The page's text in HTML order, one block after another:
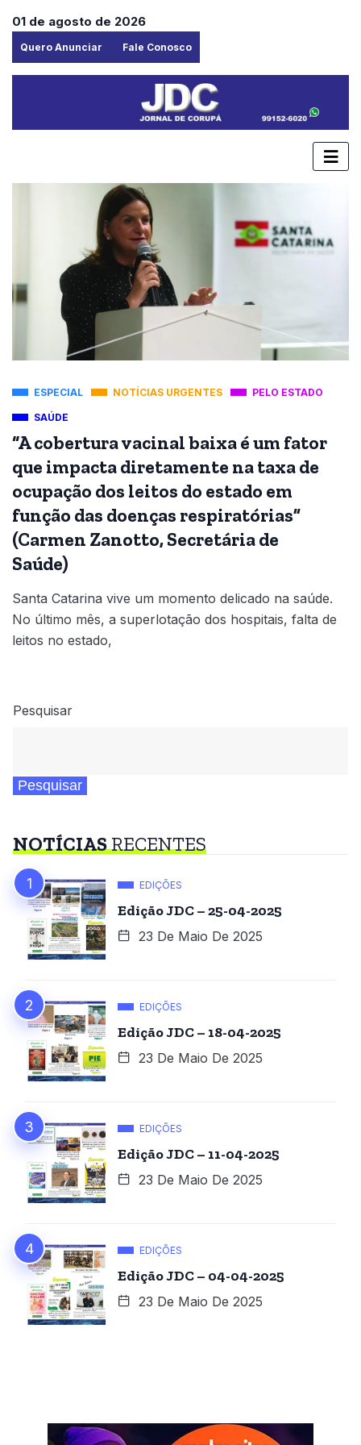
01 de agosto de 2026
Quero Anunciar Fale Conosco
ESPECIAL NOTÍCIAS URGENTES PELO ESTADO
SAÚDE
“A cobertura vacinal baixa é um fator
que impacta diretamente na taxa de
ocupação dos leitos do estado em
função das doenças respiratórias”
(Carmen Zanotto, Secretária de
Saúde)
Santa Catarina vive um momento delicado na saúde.
No último mês, a superlotação dos hospitais, falta de
leitos no estado,
Pesquisar
Pesquisar
NOTÍCIASRECENTES
EDIÇÕES
Edição JDC – 25-04-2025
23 De Maio De 2025
EDIÇÕES
Edição JDC – 18-04-2025
23 De Maio De 2025
EDIÇÕES
Edição JDC – 11-04-2025
23 De Maio De 2025
EDIÇÕES
Edição JDC – 04-04-2025
23 De Maio De 2025